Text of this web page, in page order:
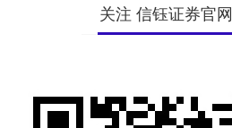
关注 信钰证券官网